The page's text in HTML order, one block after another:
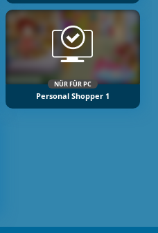
NÜR FÜR PC
Personal Shopper 1